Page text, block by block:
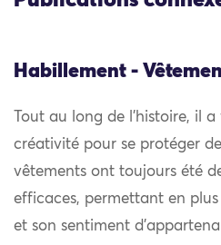
Habillement -
Tout au long de l’histoire, il
créativité pour se protéger
vêtements ont toujours été
efficaces, permettant en
et son sentiment